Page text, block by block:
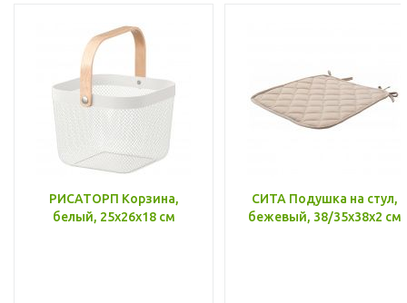
РИСАТОРП Корзина,
белый, 25x26x18 см
СИТА Подушка на стул,
бежевый, 38/35x38x2 см